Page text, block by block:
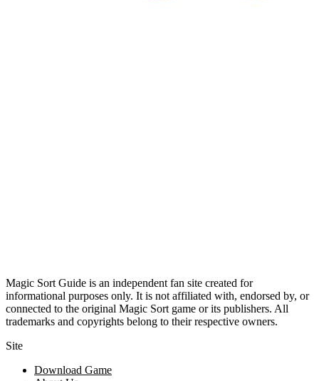
Magic Sort Guide is an independent fan site created for
informational purposes only. It is not affiliated with, endorsed by, or
connected to the original Magic Sort game or its publishers. All
trademarks and copyrights belong to their respective owners.
Site
Download Game